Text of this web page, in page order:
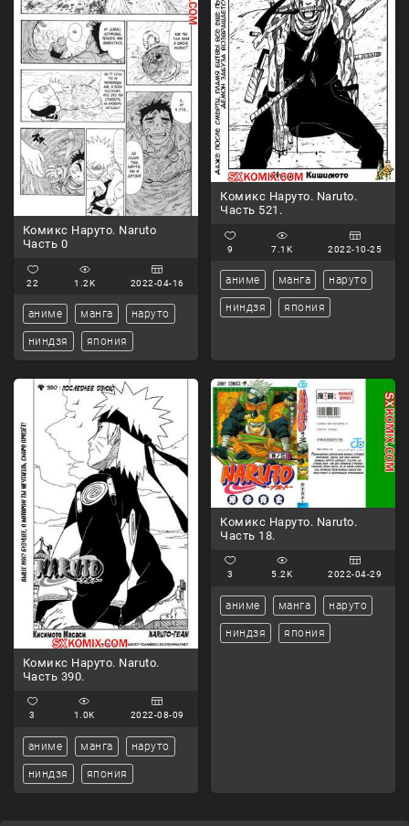
Комикс Наруто. Naruto
Часть 0
22 1.2K 2022-04-16
аниме манга наруто
ниндзя япония
Комикс Наруто. Naruto.
Часть 521.
9 7.1K 2022-10-25
аниме манга наруто
ниндзя япония
Комикс Наруто. Naruto.
Часть 390.
3 1.0K 2022-08-09
аниме манга наруто
ниндзя япония
Комикс Наруто. Naruto.
Часть 18.
3 5.2K 2022-04-29
аниме манга наруто
ниндзя япония